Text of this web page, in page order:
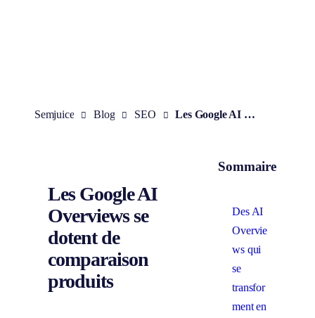
Semjuice Blog SEO Les Google AI Overviews se dotent de comparaison produits
Les Google AI
Overviews se
dotent de
comparaison
produits
Sommaire
Des AI
Overvie
ws qui
se
transfor
ment en